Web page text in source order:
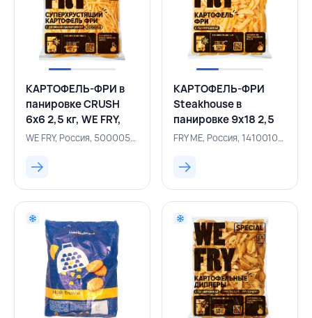
КАРТОФЕЛЬ-ФРИ в
панировке CRUSH
6х6 2,5 кг, WE FRY,
РОССИЯ
WE FRY, Россия, 500005756
КАРТОФЕЛЬ-ФРИ
Steakhouse в
панировке 9х18 2,5
кг, WE FRY, РОССИЯ FRY ME, Россия, 141001026